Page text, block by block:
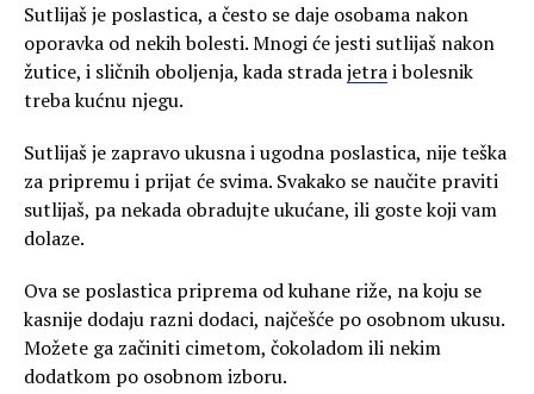
Sutlijaš je poslastica, a često se daje osobama nakon
oporavka od nekih bolesti. Mnogi će jesti sutlijaš nakon
žutice, i sličnih oboljenja, kada stradajetrai bolesnik
treba kućnu njegu.
Sutlijaš je zapravo ukusna i ugodna poslastica, nije teška
za pripremu i prijat će svima. Svakako se naučite praviti
sutlijaš, pa nekada obradujte ukućane, ili goste koji vam
dolaze.
Ova se poslastica priprema od kuhane riže, na koju se
kasnije dodaju razni dodaci, najčešće po osobnom ukusu.
Možete ga začiniti cimetom, čokoladom ili nekim
dodatkom po osobnom izboru.